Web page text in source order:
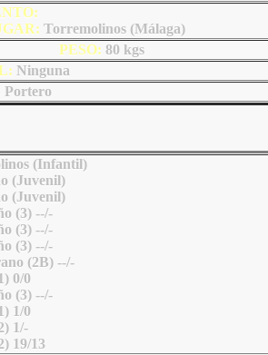
GAR: Torremolinos (Málaga)
mts PESO: 80 kgs
Ninguna
Portero
(Infantil)
(Juvenil)
(Juvenil)
(3) --/-
(3) --/-
(3) --/-
(2B) --/-
0/0
(3) --/-
1/0
1/-
19/13